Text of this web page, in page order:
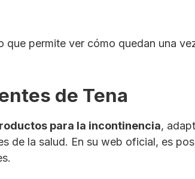
permite ver cómo quedan una
de Tena
para la incontinencia,
de la salud. En su web oficial, es